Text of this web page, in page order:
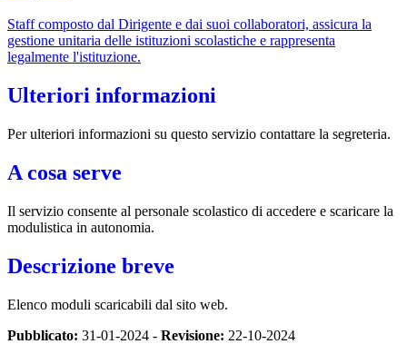
Staff composto dal Dirigente e dai suoi collaboratori, assicura la
gestione unitaria delle istituzioni scolastiche e rappresenta
legalmente l'istituzione.
Ulteriori informazioni
Per ulteriori informazioni su questo servizio contattare la segreteria.
A cosa serve
Il servizio consente al personale scolastico di accedere e scaricare la
modulistica in autonomia.
Descrizione breve
Elenco moduli scaricabili dal sito web.
Pubblicato: 31-01-2024 - Revisione: 22-10-2024